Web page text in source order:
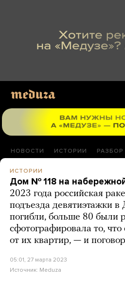
НОВОСТИ ИСТОРИИ РАЗБОР
ИСТОРИИ
Дом № 118 на
2023 года российская
подъезда девятиэтажки в
погибли, больше 80 были
сфотографировала то, что
от их квартир, — и
05:01, 27 марта 2023
Источник: Meduza